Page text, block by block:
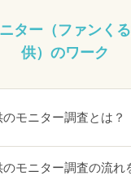
ター（ファンく
供）のワーク
モニター調査とは？
モニター調査の流れ